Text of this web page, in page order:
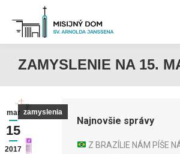
ZAMYSLENIE NA 15.
mar
15
2017
zamyslenia
Najnovšie správy
Z BRAZÍLIE NÁM PÍŠE